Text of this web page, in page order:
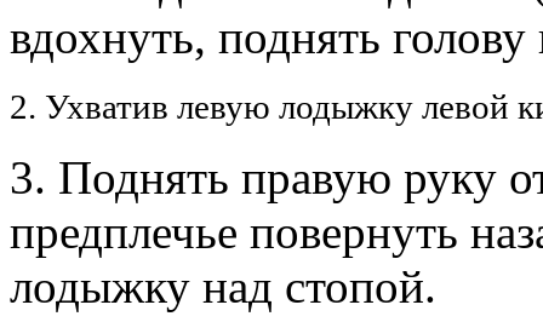
вдохнуть, поднять
2. Ухватив левую лодыжку левой
3. Поднять правую руку
предплечье повернуть
лодыжку над стопой.